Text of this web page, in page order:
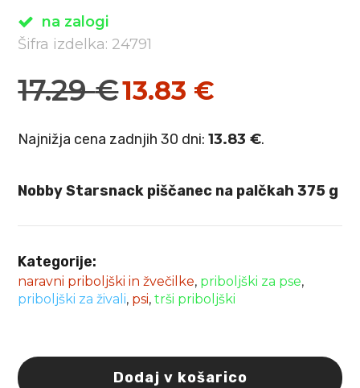
na zalogi
Šifra izdelka: 24791
17.29€
Izvirna
cena
13.83 €
Trenutna
cena
Najnižja cena zadnjih 30 dni:13.83€.
Nobby Starsnack piščanec na palčkah 375 g
Kategorije:
naravni priboljški in žvečilke, priboljški za pse,
priboljški za živali, psi,trši priboljški
Nobby
Dodaj v košarico